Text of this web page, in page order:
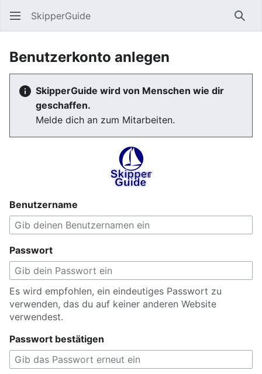
SkipperGuide
Benutzerkonto anlegen
SkipperGuide wird von Menschen wie dir
geschaffen.
Melde dich an zum Mitarbeiten.
Benutzername
Passwort
Es wird empfohlen, ein eindeutiges Passwort zu
verwenden, das du auf keiner anderen Website
verwendest.
Passwort bestätigen